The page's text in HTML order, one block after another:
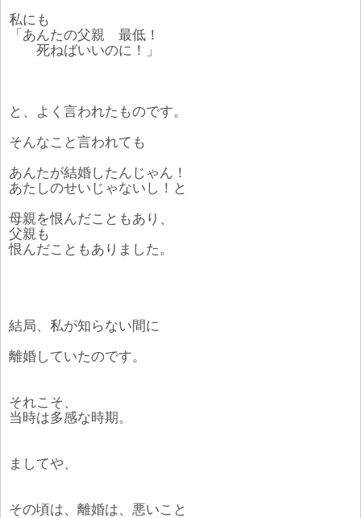
私にも
「あんたの父親 最低！
死ねばいいのに！」
と、よく言われたものです。
そんなこと言われても
あんたが結婚したんじゃん！
あたしのせいじゃないし！と
母親を恨んだこともあり、
父親も
恨んだこともありました。
結局、私が知らない間に
離婚していたのです。
それこそ、
当時は多感な時期。
ましてや、
その頃は、離婚は、悪いこと